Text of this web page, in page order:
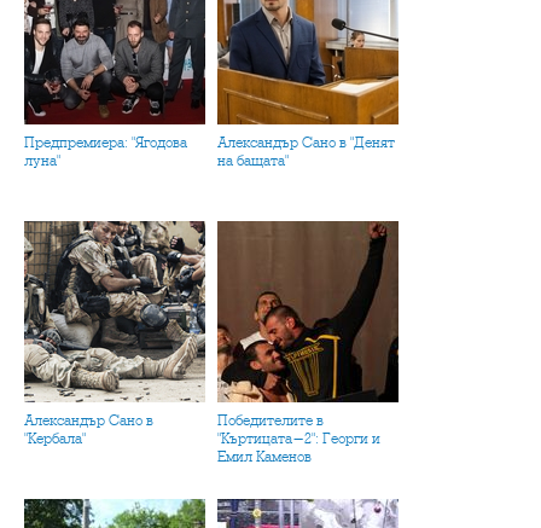
Предпремиера: "Ягодова
луна"
Александър Сано в "Денят
на бащата"
Александър Сано в
"Кербала"
Победителите в
"Къртицата-2": Георги и
Емил Каменов